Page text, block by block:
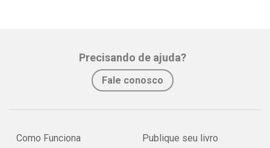
Precisando de ajuda?
Fale conosco
Como Funciona
Publique seu livro